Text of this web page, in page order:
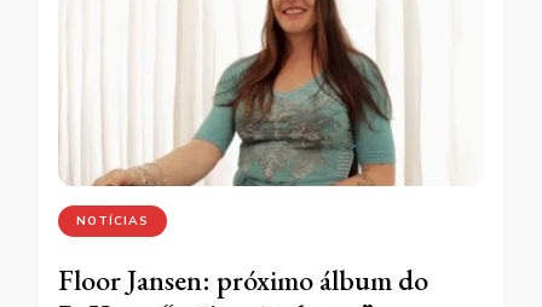
NOTÍCIAS
Floor Jansen: próximo álbum do